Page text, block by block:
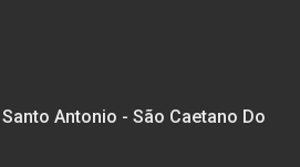
Antonio - São Caetano Do